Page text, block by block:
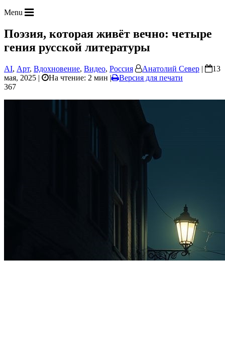
Menu
Поэзия, которая живёт вечно: четыре
гения русской литературы
AI, Арт, Вдохновение, Видео, Россия Анатолий Север |
13
мая, 2025 |
На чтение: 2 мин |
Версия для печати
367